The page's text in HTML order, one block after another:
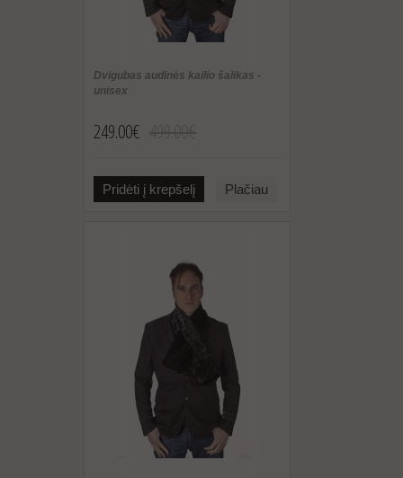
Dvigubas audinės kailio šalikas -
unisex
249.00€
Pridėti į krepšelį Plačiau